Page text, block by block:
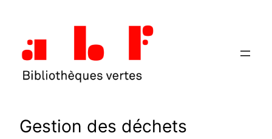
contenu
Gestion des déchets